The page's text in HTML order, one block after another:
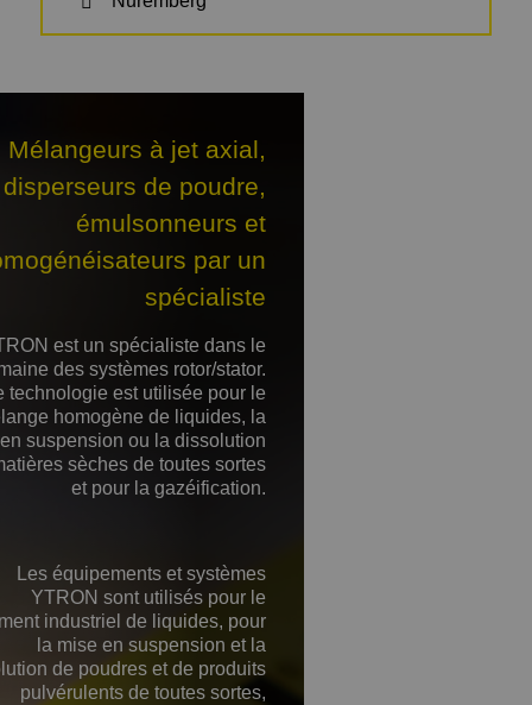
Mélangeurs à jet axial,
disperseurs de poudre,
émulsonneurs et
par un
spécialiste
est un spécialiste dans le
des systèmes rotor/stator.
technologie est utilisée pour le
homogène de liquides, la
suspension ou la dissolution
sèches de toutes sortes
et pour la gazéification.
Les équipements et systèmes
YTRON sont utilisés pour le
industriel de liquides, pour
la mise en suspension et la
de poudres et de produits
pulvérulents de toutes sortes,